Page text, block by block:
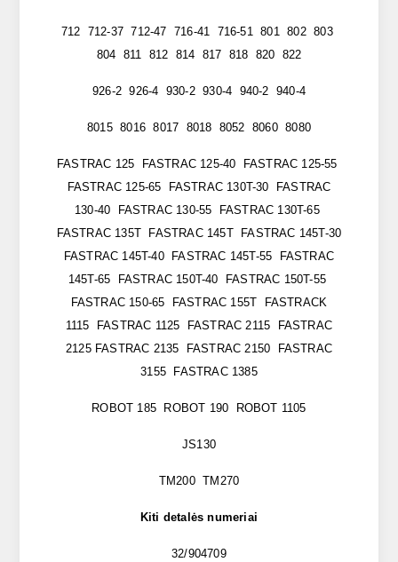
712 712-37 712-47 716-41 716-51 801 802 803
804 811 812 814 817 818 820 822
926-2 926-4 930-2 930-4 940-2 940-4
8015 8016 8017 8018 8052 8060 8080
FASTRAC 125 FASTRAC 125-40 FASTRAC 125-55
FASTRAC 125-65 FASTRAC 130T-30 FASTRAC
130-40 FASTRAC 130-55 FASTRAC 130T-65
FASTRAC 135T FASTRAC 145T FASTRAC 145T-30
FASTRAC 145T-40 FASTRAC 145T-55 FASTRAC
145T-65 FASTRAC 150T-40 FASTRAC 150T-55
FASTRAC 150-65 FASTRAC 155T FASTRACK
1115 FASTRAC 1125 FASTRAC 2115 FASTRAC
2125 FASTRAC 2135 FASTRAC 2150 FASTRAC
3155 FASTRAC 1385
ROBOT 185 ROBOT 190 ROBOT 1105
JS130
TM200 TM270
Kiti detalės numeriai
32/904709